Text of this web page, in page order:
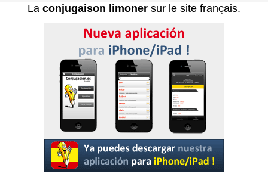
La conjugaison limoner sur le site français.